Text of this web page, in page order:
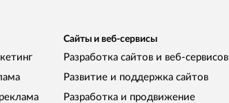
Сайты и веб-сервисы
Разработка сайтов и веб-сервисов
Развитие и поддержка сайтов
Разработка и продвижение